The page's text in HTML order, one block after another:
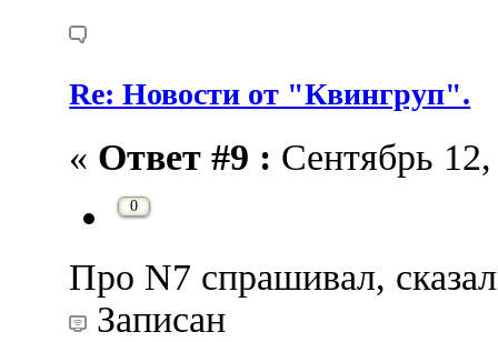
Re: Новости от "Квингруп".
« Ответ #9 : Сентябрь
0
Про N7 спрашивал,
Записан